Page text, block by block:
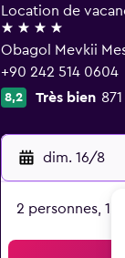
Location de
4 étoiles
Obagol Mevkii
+90 242 514 0604
8,2 Très bien
dim. 16/8
2 personnes, 1